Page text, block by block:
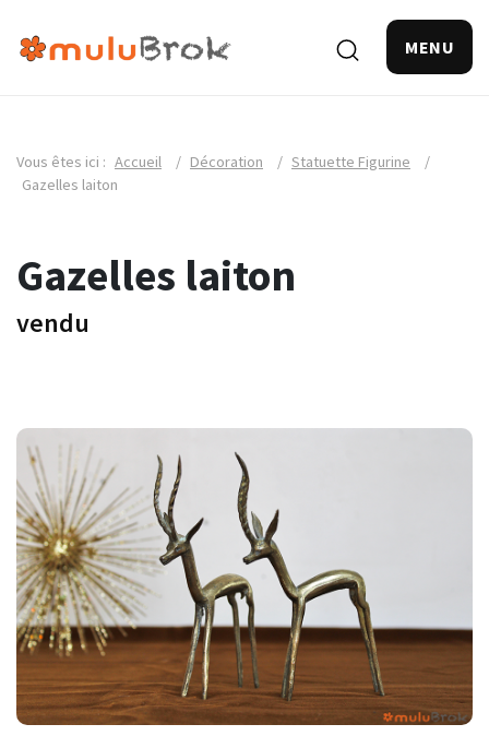
MENU
Vous êtes ici : Accueil / Décoration / Statuette Figurine
/
Gazelles laiton
Gazelles laiton
vendu